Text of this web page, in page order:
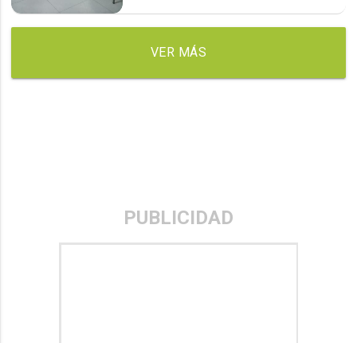
VER MÁS
PUBLICIDAD